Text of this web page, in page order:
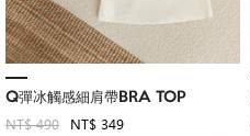
Q彈冰觸感細肩帶BRA TOP
NT$ 490 NT$ 349